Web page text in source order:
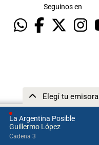
La Argentina Posible
Guillermo López
Cadena 3
Elegí tu emisora
Seguinos en